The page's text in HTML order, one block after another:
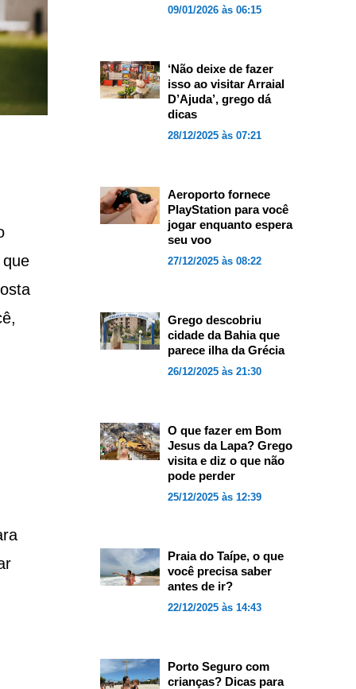
09/01/2026 às 06:15
‘Não deixe de fazer
isso ao visitar Arraial
D’Ajuda’, grego dá
dicas
28/12/2025 às 07:21
Aeroporto fornece
PlayStation para você
jogar enquanto espera
seu voo
27/12/2025 às 08:22
Grego descobriu
cidade da Bahia que
parece ilha da Grécia
26/12/2025 às 21:30
O que fazer em Bom
Jesus da Lapa? Grego
visita e diz o que não
pode perder
25/12/2025 às 12:39
Praia do Taípe, o que
você precisa saber
antes de ir?
22/12/2025 às 14:43
Porto Seguro com
crianças? Dicas para